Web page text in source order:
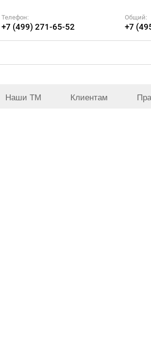
Телефон:
+7 (499) 271-65-52
Общий:
+7
Наши ТМ Клиентам